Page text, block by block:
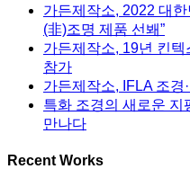
가든제작소, 2022 대
(非)조명 제품 선봬”
가든제작소, 19년 킨
참가
가든제작소, IFLA 조경
특화 조경의 새로운 지
만나다
Recent Works